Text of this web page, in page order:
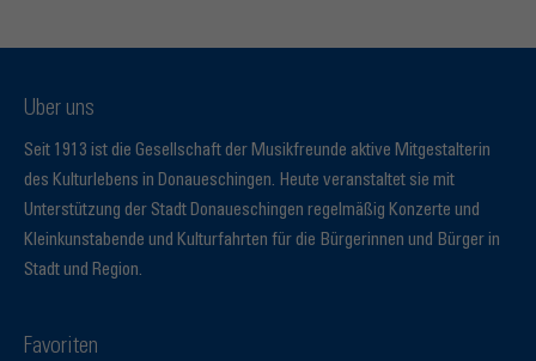
Über uns
Seit 1913 ist die Gesellschaft der Musikfreunde aktive Mitgestalterin
des Kulturlebens in Donaueschingen. Heute veranstaltet sie mit
Unterstützung der Stadt Donaueschingen regelmäßig Konzerte und
Kleinkunstabende und Kulturfahrten für die Bürgerinnen und Bürger in
Stadt und Region.
Favoriten